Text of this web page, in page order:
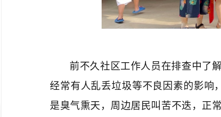
前不久社区工作人员在排查中了
经常有人乱丢垃圾等不良因素的影响
是臭气熏天，周边居民叫苦不迭，正